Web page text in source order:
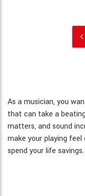
As a musician, you
that can take a
matters, and sound
make your playing
spend your life savings.